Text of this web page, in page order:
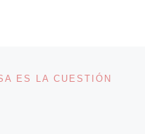
ES LA CUESTIÓN